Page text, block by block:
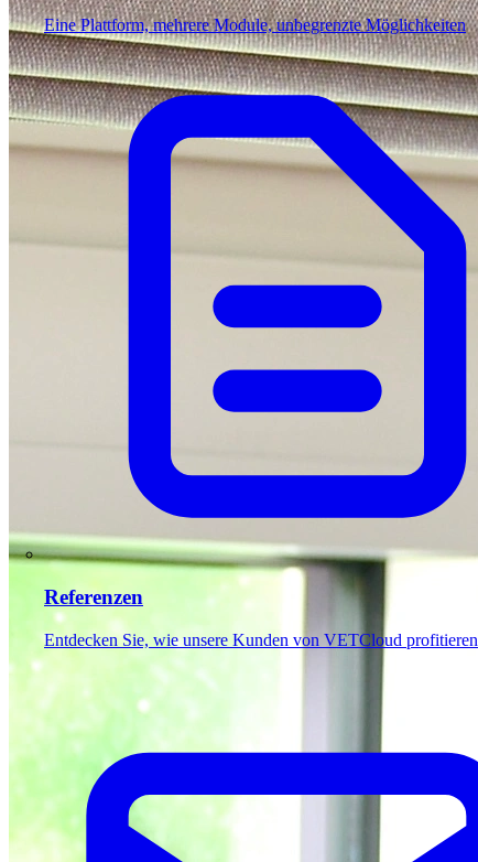
Eine Plattform, mehrere Module, unbegrenzte Möglichkeiten
Referenzen
Entdecken Sie, wie unsere Kunden von VETCloud profitieren